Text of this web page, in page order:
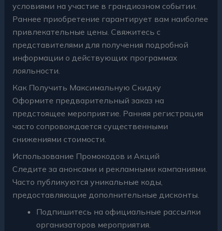
условиями на участие в грандиозном событии.
Раннее приобретение гарантирует вам наиболее
привлекательные цены. Свяжитесь с
представителями для получения подробной
информации о действующих программах
лояльности.
Как Получить Максимальную Скидку
Оформите предварительный заказ на
предстоящее мероприятие. Ранняя регистрация
часто сопровождается существенными
снижениями стоимости.
Использование Промокодов и Акций
Следите за анонсами и рекламными кампаниями.
Часто публикуются уникальные коды,
предоставляющие дополнительные дисконты.
Подпишитесь на официальные рассылки
организаторов мероприятия.